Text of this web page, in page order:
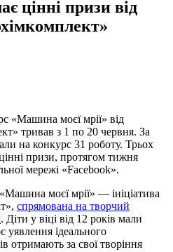
цінні призи від
«Машина моєї мрії» від
тривав з 1 по 20 червня. За
на конкурс 31 роботу. Трьох
призи, протягом тижня
мережі «Facebook».
моєї мрії» — ініціатива
спрямована на творчий
. Діти у віці від 12 років мали
уявлення ідеального
отримають за свої творіння